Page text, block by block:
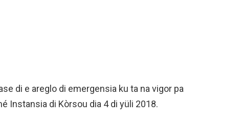
di e areglo di emergensia ku ta na vigor pa
Instansia di Kòrsou dia 4 di yüli 2018.